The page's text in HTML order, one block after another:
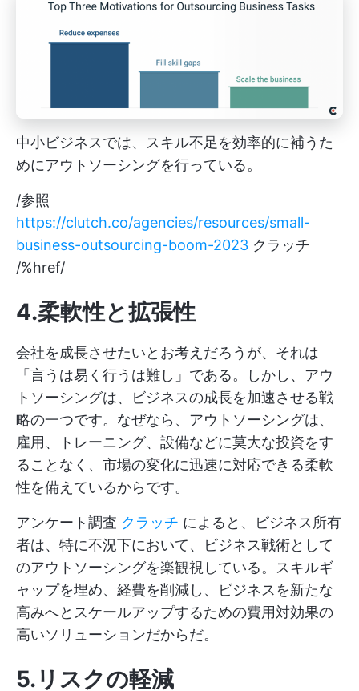
中小ビジネスでは、スキル不足を効率的に補うた
めにアウトソーシングを行っている。
/参照
https://clutch.co/agencies/resources/small-
business-outsourcing-boom-2023 クラッチ
/%href/
4.柔軟性と拡張性
会社を成長させたいとお考えだろうが、それは
「言うは易く行うは難し」である。しかし、アウ
トソーシングは、ビジネスの成長を加速させる戦
略の一つです。なぜなら、アウトソーシングは、
雇用、トレーニング、設備などに莫大な投資をす
ることなく、市場の変化に迅速に対応できる柔軟
性を備えているからです。
アンケート調査 クラッチ によると、ビジネス所有
者は、特に不況下において、ビジネス戦術として
のアウトソーシングを楽観視している。スキルギ
ャップを埋め、経費を削減し、ビジネスを新たな
高みへとスケールアップするための費用対効果の
高いソリューションだからだ。
5.リスクの軽減